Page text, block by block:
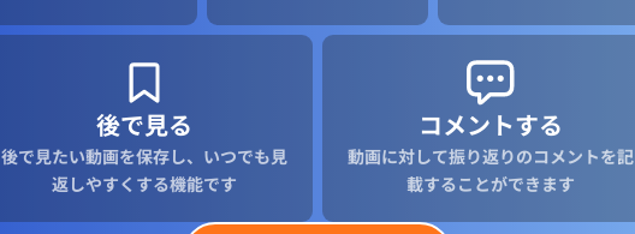
後で見る
後で見たい動画を保存し、いつでも見
返しやすくする機能です
コメントする
動画に対して振り返りのコメントを記
載することができます